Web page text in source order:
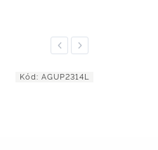
Previous
Kód: AGUP2314L
Next